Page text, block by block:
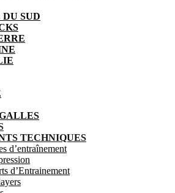
SUD
TECHNIQUES
d’entraînement
d’Entrainement